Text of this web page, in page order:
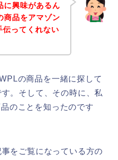
に興味があるん
商品をアマゾン
伝ってくれない
の商品を一緒に探して
。そして、その時に、私
のことを知ったのです
をご覧になっている方の